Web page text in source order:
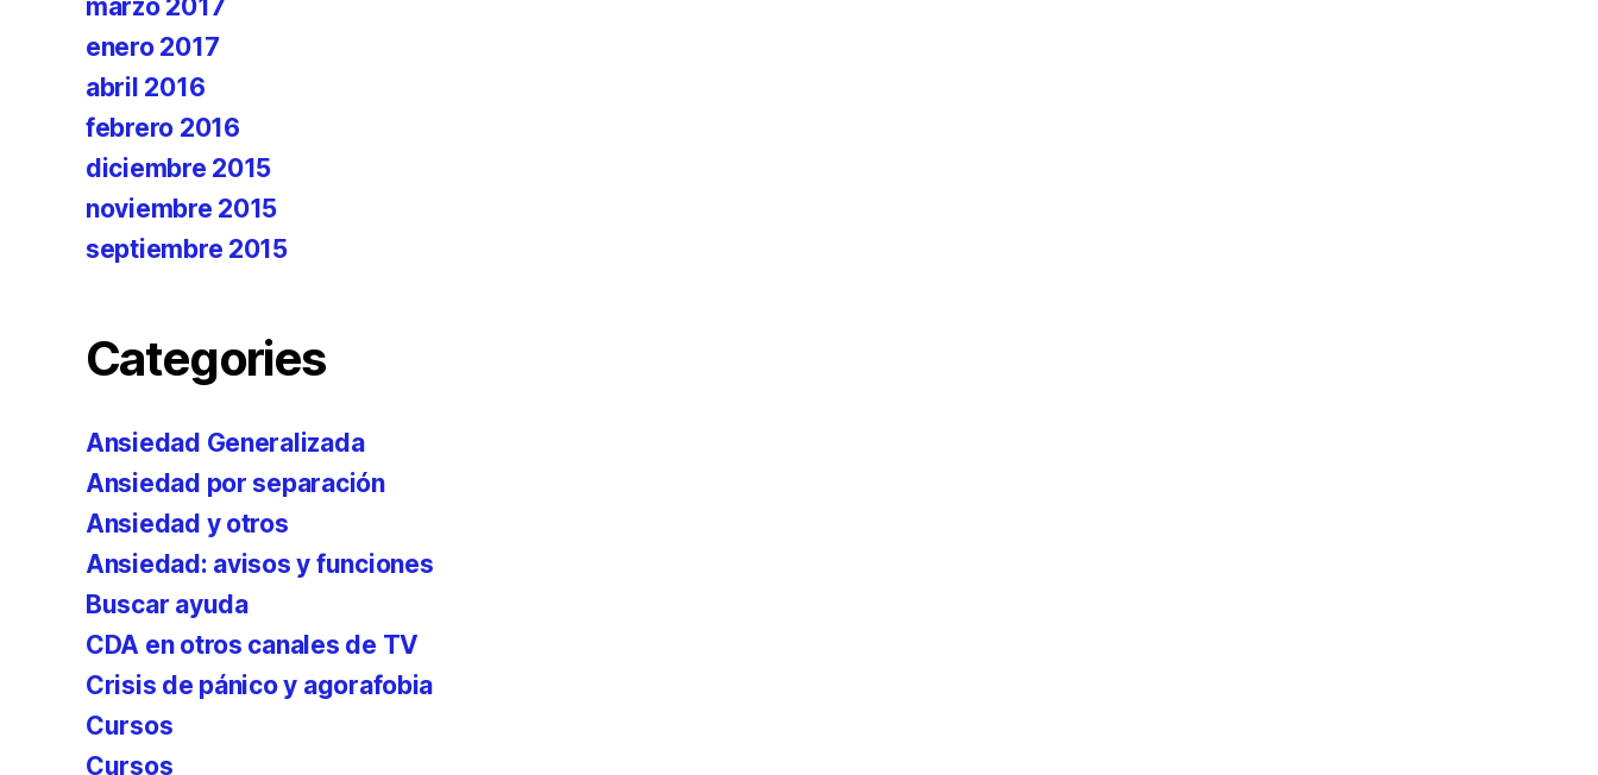
marzo 2017
enero 2017
abril 2016
febrero 2016
diciembre 2015
noviembre 2015
septiembre 2015
Categories
Ansiedad Generalizada
Ansiedad por separación
Ansiedad y otros
Ansiedad: avisos y funciones
Buscar ayuda
CDA en otros canales de TV
Crisis de pánico y agorafobia
Cursos
Cursos